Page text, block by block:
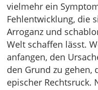
vielmehr ein
Fehlentwicklung, die
Arroganz und
Welt schaffen lässt.
anfangen, den
den Grund zu gehen,
epischer Rechtsruck.